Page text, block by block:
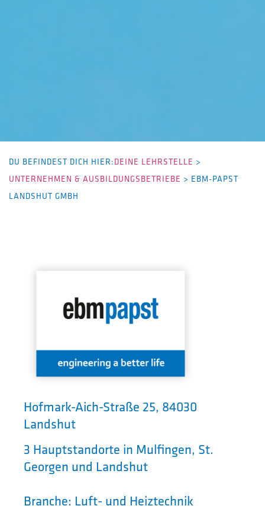
DU BEFINDEST DICH HIER:DEINE LEHRSTELLE >
UNTERNEHMEN & AUSBILDUNGSBETRIEBE > EBM-PAPST
LANDSHUT GMBH
Hofmark-Aich-Straße 25, 84030
Landshut
3 Hauptstandorte in Mulfingen, St.
Georgen und Landshut
Branche: Luft- und Heiztechnik